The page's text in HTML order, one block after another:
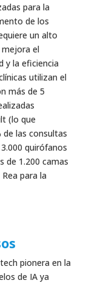
para la
de los
un alto
mejora el
y la eficiencia
utilizan el
más de 5
(lo que
las consultas
quirófanos
de 1.200 camas
para la
pionera en la
de IA ya